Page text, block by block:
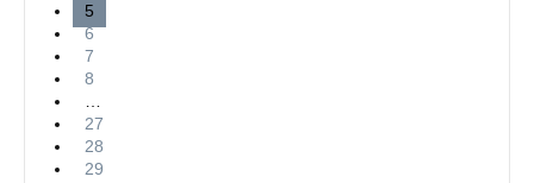
5
6
7
8
27
28
29